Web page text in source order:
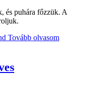
és puhára főzzük. A
Tovább olvasom